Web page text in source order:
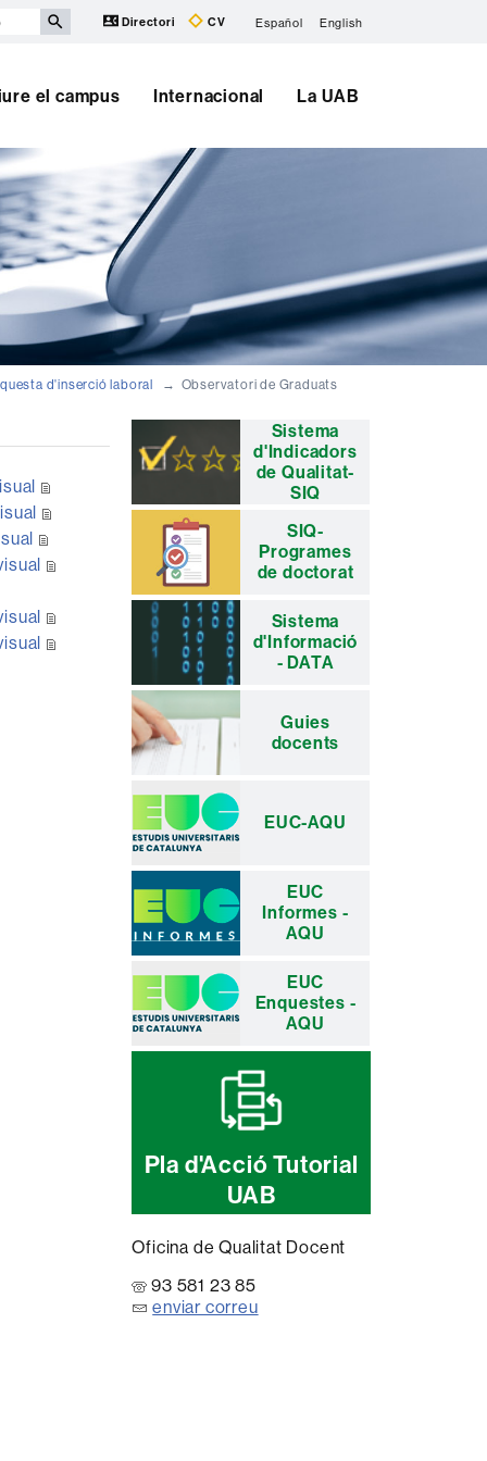
Directori CV Español English
el campus Internacional La UAB
d'inserció laboral Observatori de Graduats
Informació
complementària
Sistema
d'Indicadors
de Qualitat-
SIQ
SIQ-
Programes
de doctorat
Sistema
d'Informació
- DATA
Guies
docents
EUC-AQU
EUC
Informes -
AQU
EUC
Enquestes -
AQU
Pla d'Acció Tutorial
UAB
Oficina de Qualitat Docent
93 581 23 85
enviar correu